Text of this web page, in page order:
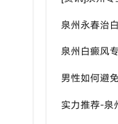
男性如何避